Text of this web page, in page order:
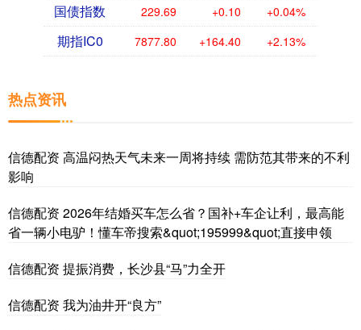
国债指数 229.69 +0.10 +0.04%
期指IC0 7877.80 +164.40 +2.13%
热点资讯
信德配资 高温闷热天气未来一周将持续 需防范其带来的不利
影响
信德配资 2026年结婚买车怎么省？国补+车企让利，最高能
省一辆小电驴！懂车帝搜索&quot;195999&quot;直接申领
信德配资 提振消费，长沙县“马”力全开
信德配资 我为油井开“良方”